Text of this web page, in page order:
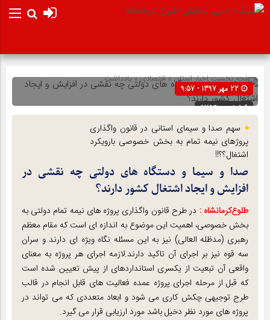
صفحه نخستاخبار استان»اقتصادی»یادداشت
شناسه : 9754
سهم صدا و سیمای استانی در قانون واگذاری
پروژهای نیمه تمام به بخش خصوصی بارویکرد
اشتغال؟؟!!
صدا و سیما و دستگاه های دولتی چه نقشی در
افزایش و ایجاد اشتغال کشور دارند؟
طلوع‌‌کرمانشاه : در طرح قانون واگذاری پروژه های نیمه تمام دولتی به
بخش خصوصی، اهمیت این موضوع به اندازه ای است که مقام معظم
رهبری (مدظله العالی) نیز به این مسئله نگاه ویژه ای دارند و سران
سه قوه نیز بر اجرای آن تاکید دارند.لازمه اجرای هر پروژه به معنای
واقعی آن تبعیت از یکسری استانداردهای از پیش تعیین شده است
که قبل از مرحله اجرای پروژه عمده فعالیت های قابل انجام در قالب
طرح توجیهی چکش کاری می شود و ابعاد متعددی که می تواند در
پروژه های مورد نظر دخیل باشد مورد ارزیابی قرار می گیرد.